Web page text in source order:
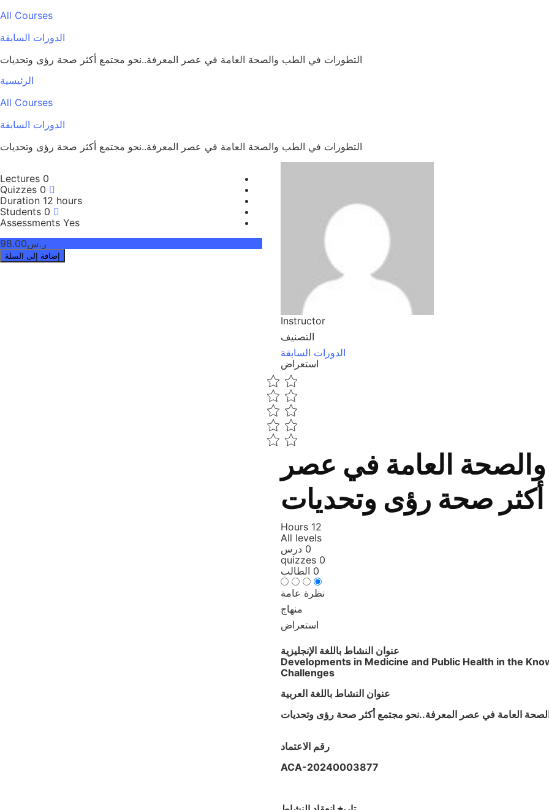
All Courses
الدورات السابقة
التطورات في الطب والصحة العامة في عصر المعرفة..نحو مجتمع أكثر صحة رؤى وتحديات
الرئيسية
All Courses
الدورات السابقة
التطورات في الطب والصحة العامة في عصر المعرفة..نحو مجتمع أكثر صحة رؤى وتحديات
Instructor
التصنيف
الدورات السابقة
استعراض
العامة في عصر
صحة رؤى وتحديات
12 Hours
All levels
0 درس
0 quizzes
0 الطالب
نظرة عامة
منهاج
استعراض
عنوان النشاط باللغة الإنجليزية
Developments in Medicine and Public Health in the
Challenges
عنوان النشاط باللغة العربية
العامة في عصر المعرفة..نحو مجتمع أكثر صحة رؤى وتحديات
رقم الاعتماد
ACA-20240003877
Lectures 0
Quizzes 0
Duration 12 hours
Students 0
Assessments Yes
ر.س98.00
إضافة إلى السلة